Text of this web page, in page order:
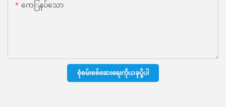
ကေြနပ်သော
စုံစမ်းစစ်ဆေးရေးကိုယခုပို့ပါ